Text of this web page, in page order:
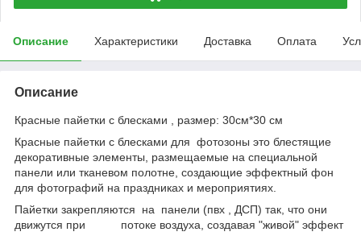
Описание Характеристики Доставка Оплата
Описание
Красные пайетки с блесками , размер: 30см*30 см
Красные пайетки с блесками для фотозоны это блестящие
декоративные элементы, размещаемые на специальной
панели или тканевом полотне, создающие эффектный фон
для фотографий на праздниках и мероприятиях.
Пайетки закрепляются на панели (пвх , ДСП) так, что они
движутся при потоке воздуха, создавая "живой" эффект